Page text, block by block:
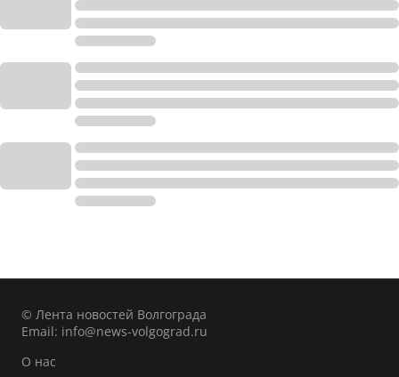
© Лента новостей Волгограда
Email: info@news-volgograd.ru
О нас